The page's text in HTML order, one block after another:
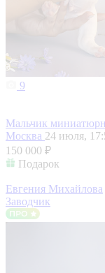
9
Мальчик
Москва 24 июля,
150 000 ₽
Подарок
Евгения Михайлова
Заводчик